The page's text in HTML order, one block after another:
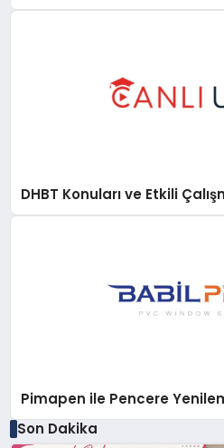
DHBT Konuları ve Etkili
Pimapen ile Pencere
Son Dakika